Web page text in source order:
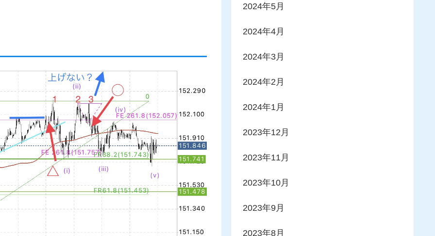
2024年5月
2024年4月
2024年3月
2024年2月
2024年1月
2023年12月
2023年11月
2023年10月
2023年9月
2023年8月